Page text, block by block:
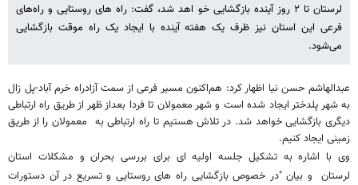
لرستان تا ۲ روز آینده بازگشایی خو اهد شد، گفت: راه های روستایی و راه‌های
فرعی این استان نیز ظرف یک هفته آینده با ایجاد یک راه موقت بازگشایی
می‌شود.
عبدالهاشم حسن نیا اظهار کرد: هم‌اکنون مسیر فرعی از سمت آزادراه خرم آباد-پل زال
به شهر پلدختر ایجاد شده است و شهر معمولان تا فردا بعداز ظهر از طریق راه ارتباطی
دیگری بازگشایی خواهد شد. در تلاش هستیم تا راه ارتباطی به معمولان را از طریق
زمینی ایجاد کنیم.
وی با اشاره به تشکیل جلسه اولیه ای برای بررسی بحران و مشکلات استان
لرستان و بیان "در خصوص بازگشایی راه های روستایی و تسریع در آن دستورات